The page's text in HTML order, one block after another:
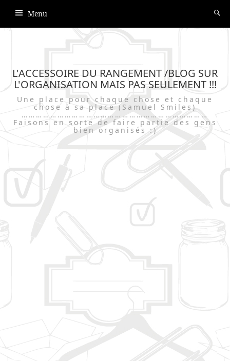
Menu
L'ACCESSOIRE DU RANGEMENT /BLOG SUR
L'ORGANISATION MAIS PAS SEULEMENT !!!
Une place pour chaque chose et chaque
chose à sa place (Samuel Smiles)
……………………………………………………………………
Faisons en sorte de faire partie des gens
bien organisés :)